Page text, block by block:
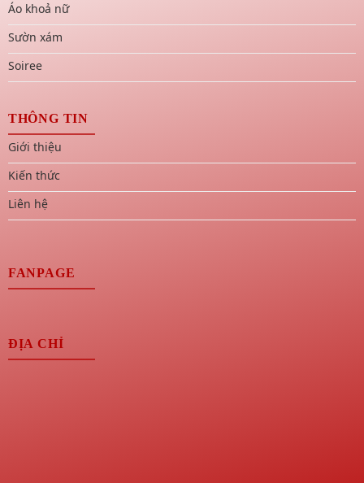
Áo khoả nữ
Sườn xám
Soiree
THÔNG TIN
Giới thiệu
Kiến thức
Liên hệ
FANPAGE
ĐỊA CHỈ